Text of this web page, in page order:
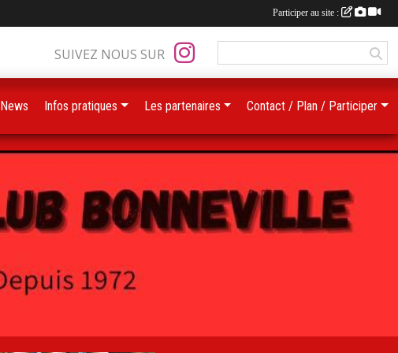
SUIVEZ NOUS SUR
News Infos pratiques Les partenaires Contact / Plan / Participer
Participer au site :